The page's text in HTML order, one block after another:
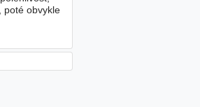
poté obvykle